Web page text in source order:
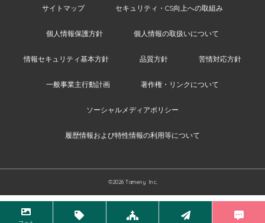
サイトマップ セキュリティ・CS向上への取組み
個人情報保護方針 個人情報の取扱いについて
情報セキュリティ基本方針 品質方針 苦情対応方針
一般事業主行動計画 著作権・リンクについて
ソーシャルメディアポリシー
履歴情報および特性情報の利用等について
©2026 Tameny Inc.